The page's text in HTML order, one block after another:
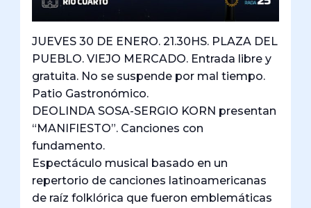
JUEVES 30 DE ENERO. 21.30HS. PLAZA DEL
PUEBLO. VIEJO MERCADO. Entrada libre y
gratuita. No se suspende por mal tiempo.
Patio Gastronómico.
DEOLINDA SOSA-SERGIO KORN presentan
“MANIFIESTO”. Canciones con
fundamento.
Espectáculo musical basado en un
repertorio de canciones latinoamericanas
de raíz folklórica que fueron emblemáticas